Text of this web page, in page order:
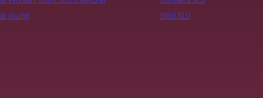
är alumn
Stöd SLU